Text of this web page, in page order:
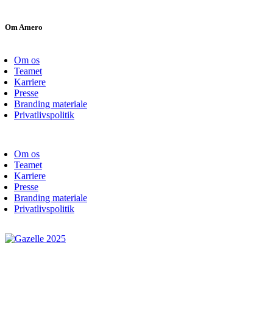
Om Amero
Om os
Teamet
Karriere
Presse
Branding materiale
Privatlivspolitik
Om os
Teamet
Karriere
Presse
Branding materiale
Privatlivspolitik